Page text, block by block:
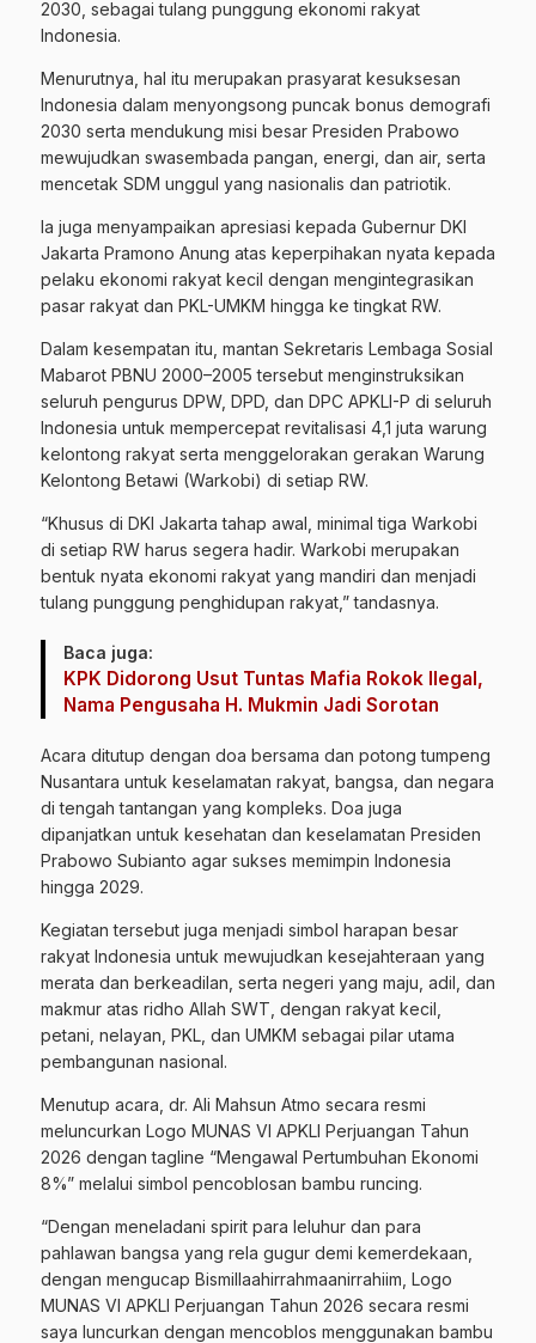
2030, sebagai tulang punggung ekonomi rakyat
Indonesia.
Menurutnya, hal itu merupakan prasyarat kesuksesan
Indonesia dalam menyongsong puncak bonus demografi
2030 serta mendukung misi besar Presiden Prabowo
mewujudkan swasembada pangan, energi, dan air, serta
mencetak SDM unggul yang nasionalis dan patriotik.
Ia juga menyampaikan apresiasi kepada Gubernur DKI
Jakarta Pramono Anung atas keperpihakan nyata kepada
pelaku ekonomi rakyat kecil dengan mengintegrasikan
pasar rakyat dan PKL-UMKM hingga ke tingkat RW.
Dalam kesempatan itu, mantan Sekretaris Lembaga Sosial
Mabarot PBNU 2000–2005 tersebut menginstruksikan
seluruh pengurus DPW, DPD, dan DPC APKLI-P di seluruh
Indonesia untuk mempercepat revitalisasi 4,1 juta warung
kelontong rakyat serta menggelorakan gerakan Warung
Kelontong Betawi (Warkobi) di setiap RW.
“Khusus di DKI Jakarta tahap awal, minimal tiga Warkobi
di setiap RW harus segera hadir. Warkobi merupakan
bentuk nyata ekonomi rakyat yang mandiri dan menjadi
tulang punggung penghidupan rakyat,” tandasnya.
Baca juga:
KPK Didorong Usut Tuntas Mafia Rokok Ilegal,
Nama Pengusaha H. Mukmin Jadi Sorotan
Acara ditutup dengan doa bersama dan potong tumpeng
Nusantara untuk keselamatan rakyat, bangsa, dan negara
di tengah tantangan yang kompleks. Doa juga
dipanjatkan untuk kesehatan dan keselamatan Presiden
Prabowo Subianto agar sukses memimpin Indonesia
hingga 2029.
Kegiatan tersebut juga menjadi simbol harapan besar
rakyat Indonesia untuk mewujudkan kesejahteraan yang
merata dan berkeadilan, serta negeri yang maju, adil, dan
makmur atas ridho Allah SWT, dengan rakyat kecil,
petani, nelayan, PKL, dan UMKM sebagai pilar utama
pembangunan nasional.
Menutup acara, dr. Ali Mahsun Atmo secara resmi
meluncurkan Logo MUNAS VI APKLI Perjuangan Tahun
2026 dengan tagline “Mengawal Pertumbuhan Ekonomi
8%” melalui simbol pencoblosan bambu runcing.
“Dengan meneladani spirit para leluhur dan para
pahlawan bangsa yang rela gugur demi kemerdekaan,
dengan mengucap Bismillaahirrahmaanirrahiim, Logo
MUNAS VI APKLI Perjuangan Tahun 2026 secara resmi
saya luncurkan dengan mencoblos menggunakan bambu